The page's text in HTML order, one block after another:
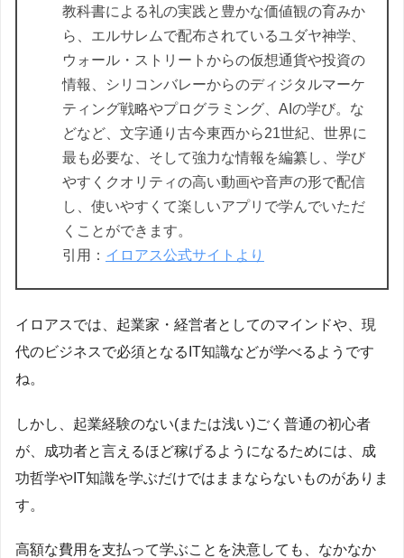
教科書による礼の実践と豊かな価値観の育みか
ら、エルサレムで配布されているユダヤ神学、
ウォール・ストリートからの仮想通貨や投資の
情報、シリコンバレーからのディジタルマーケ
ティング戦略やプログラミング、AIの学び。な
どなど、文字通り古今東西から21世紀、世界に
最も必要な、そして強力な情報を編纂し、学び
やすくクオリティの高い動画や音声の形で配信
し、使いやすくて楽しいアプリで学んでいただ
くことができます。
引用： イロアス公式サイトより
イロアスでは、起業家・経営者としてのマインドや、現
代のビジネスで必須となるIT知識などが学べるようです
ね。
しかし、起業経験のない(または浅い)ごく普通の初心者
が、成功者と言えるほど稼げるようになるためには、成
功哲学やIT知識を学ぶだけではままならないものがありま
す。
高額な費用を支払って学ぶことを決意しても、なかなか